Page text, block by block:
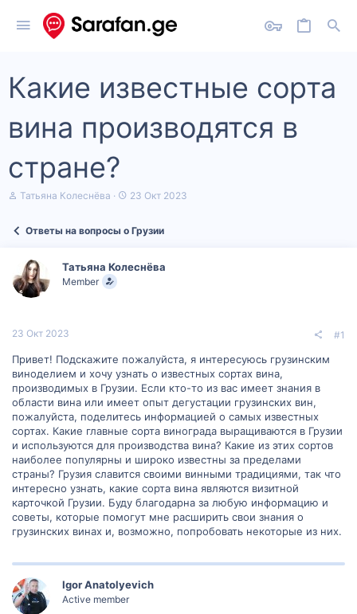
Какие известные сорта
вина производятся в
стране?
А
е
м
ы
Татьяна Колеснёва
Д
а
ч
23 Окт 2023
Ответы на вопросы о Грузии
Татьяна Колеснёва
Member
23 Окт 2023 #1
Привет! Подскажите пожалуйста, я интересуюсь грузинским
виноделием и хочу узнать о известных сортах вина,
производимых в Грузии. Если кто-то из вас имеет знания в
области вина или имеет опыт дегустации грузинских вин,
пожалуйста, поделитесь информацией о самых известных
сортах. Какие главные сорта винограда выращиваются в Грузии
и используются для производства вина? Какие из этих сортов
наиболее популярны и широко известны за пределами
страны? Грузия славится своими винными традициями, так что
интересно узнать, какие сорта вина являются визитной
карточкой Грузии. Буду благодарна за любую информацию и
советы, которые помогут мне расширить свои знания о
грузинских винах и, возможно, попробовать некоторые из них.
Igor Anatolyevich
Active member